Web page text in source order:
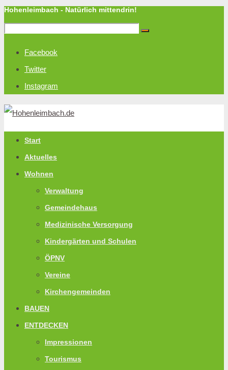
Hohenleimbach - Natürlich mittendrin!
Facebook
Twitter
Instagram
Start
Aktuelles
Wohnen
Verwaltung
Gemeindehaus
Medizinische Versorgung
Kindergärten und Schulen
ÖPNV
Vereine
Kirchengemeinden
BAUEN
ENTDECKEN
Impressionen
Tourismus